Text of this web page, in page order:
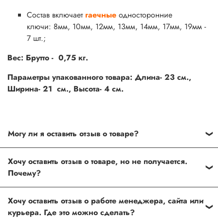
Состав включает гаечные односторонние
ключи: 8мм, 10мм, 12мм, 13мм, 14мм, 17мм, 19мм -
7 шт.;
Вес: Брутто - 0,75 кг.
Параметры упакованного товара: Длина- 23 см.,
Ширина- 21 см., Высота- 4 см.
Могу ли я оставить отзыв о товаре?
специальное поле, где Вы можете оставить свой отзыв.
Также Вы можете присвоить товару от одной до пяти
звёзд. Все отзывы о товарах проходят модерацию.
Хочу оставить отзыв о товаре, но не получается.
Почему?
полей. Если поля заполнены корректно, то свяжитесь с
нами по телефону +7 (812) 565-32-05;
Хочу оставить отзыв о работе менеджера, сайта или
курьера. Где это можно сделать?